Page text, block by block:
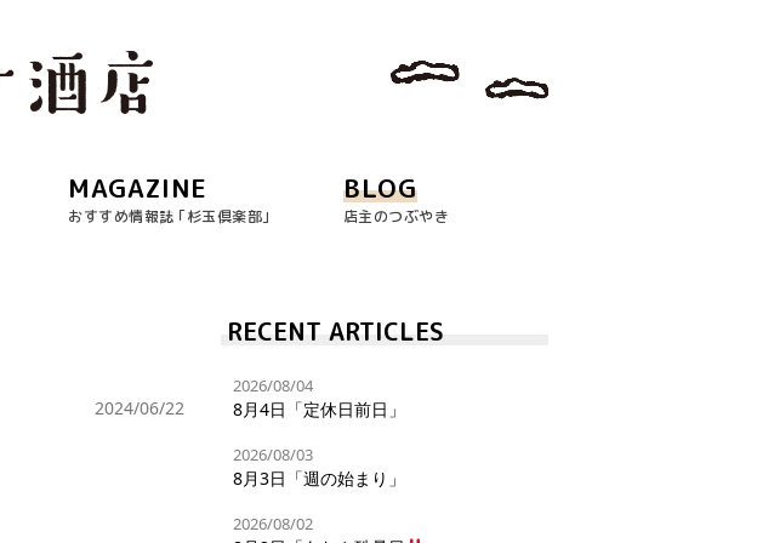
MAGAZINE
おすすめ情報誌 ｢杉玉倶楽部｣
BLOG
店主のつぶやき
2024/06/22
RECENT ARTICLES
2026/08/04
8月4日「定休日前日」
2026/08/03
8月3日「週の始まり」
2026/08/02